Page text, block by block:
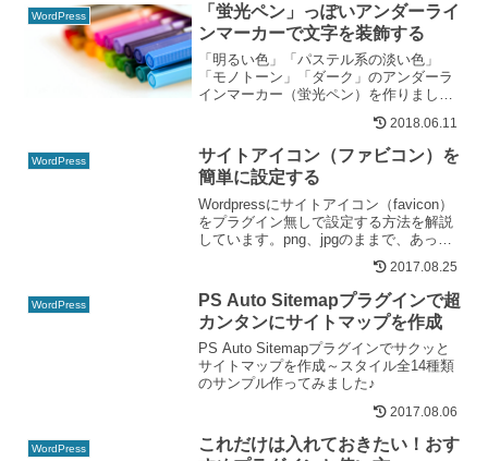
WordPress
「蛍光ペン」っぽいアンダーライ
ンマーカーで文字を装飾する
「明るい色」「パステル系の淡い色」
「モノトーン」「ダーク」のアンダーラ
インマーカー（蛍光ペン）を作りまし
た。記事を差別化したりテーマやスキン
に合わせて使い分けてみてはいかがです
か？スタイルシートにコピペするだけで
簡単に使えます。
2018.06.11
WordPress
サイトアイコン（ファビコン）を
簡単に設定する
Wordpressにサイトアイコン（favicon）
をプラグイン無しで設定する方法を解説
しています。png、jpgのままで、あっと
2017.08.25
WordPress
PS Auto Sitemapプラグインで超
カンタンにサイトマップを作成
PS Auto Sitemapプラグインでサクッと
サイトマップを作成～スタイル全14種類
のサンプル作ってみました♪
2017.08.06
WordPress
これだけは入れておきたい！おす